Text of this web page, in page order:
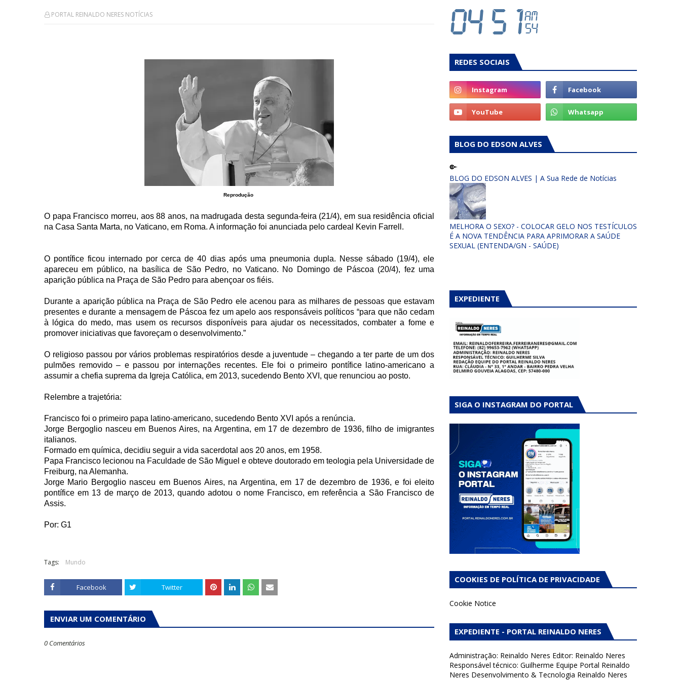
PORTAL REINALDO NERES NOTÍCIAS
Reprodução
O papa Francisco morreu, aos 88 anos, na madrugada desta segunda-feira (21/4), em sua residência oficial
na Casa Santa Marta, no Vaticano, em Roma. A informação foi anunciada pelo cardeal Kevin Farrell.
O pontífice ficou internado por cerca de 40 dias após uma pneumonia dupla. Nesse sábado (19/4), ele
apareceu em público, na basílica de São Pedro, no Vaticano. No Domingo de Páscoa (20/4), fez uma
aparição pública na Praça de São Pedro para abençoar os fiéis.
Durante a aparição pública na Praça de São Pedro ele acenou para as milhares de pessoas que estavam
presentes e durante a mensagem de Páscoa fez um apelo aos responsáveis políticos “para que não cedam
à lógica do medo, mas usem os recursos disponíveis para ajudar os necessitados, combater a fome e
promover iniciativas que favoreçam o desenvolvimento.”
O religioso passou por vários problemas respiratórios desde a juventude – chegando a ter parte de um dos
pulmões removido – e passou por internações recentes. Ele foi o primeiro pontífice latino-americano a
assumir a chefia suprema da Igreja Católica, em 2013, sucedendo Bento XVI, que renunciou ao posto.
Relembre a trajetória:
Francisco foi o primeiro papa latino-americano, sucedendo Bento XVI após a renúncia.
Jorge Bergoglio nasceu em Buenos Aires, na Argentina, em 17 de dezembro de 1936, filho de imigrantes
italianos.
Formado em química, decidiu seguir a vida sacerdotal aos 20 anos, em 1958.
Papa Francisco lecionou na Faculdade de São Miguel e obteve doutorado em teologia pela Universidade de
Freiburg, na Alemanha.
Jorge Mario Bergoglio nasceu em Buenos Aires, na Argentina, em 17 de dezembro de 1936, e foi eleito
pontífice em 13 de março de 2013, quando adotou o nome Francisco, em referência a São Francisco de
Assis.
Por: G1
Tags: Mundo
Facebook Twitter
ENVIAR UM COMENTÁRIO
0 Comentários
REDES SOCIAIS
BLOG DO EDSON ALVES
BLOG DO EDSON ALVES | A Sua Rede de Notícias
MELHORA O SEXO? - COLOCAR GELO NOS TESTÍCULOS
É A NOVA TENDÊNCIA PARA APRIMORAR A SAÚDE
SEXUAL (ENTENDA/GN - SAÚDE)
EXPEDIENTE
SIGA O INSTAGRAM DO PORTAL
COOKIES DE POLÍTICA DE PRIVACIDADE
Cookie Notice
EXPEDIENTE - PORTAL REINALDO NERES
Administração: Reinaldo Neres Editor: Reinaldo Neres
Responsável técnico: Guilherme Equipe Portal Reinaldo
Neres Desenvolvimento & Tecnologia Reinaldo Neres